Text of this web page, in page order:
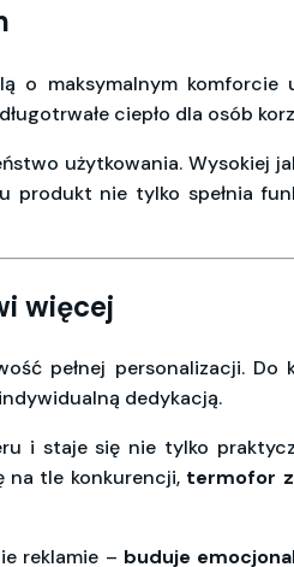
o maksymalnym
ciepło dla osób
użytkowania. Wysokiej
produkt nie tylko spełnia
więcej
pełnej personalizacji.
dedykacją.
i staje się nie tylko
na tle konkurencji, termofor
reklamie – buduje